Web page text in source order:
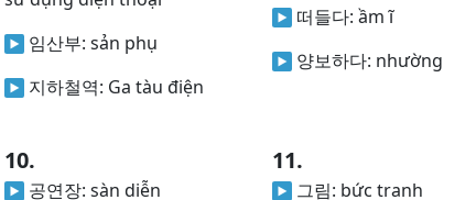
임산부: sản phụ
지하철역: Ga tàu điện
떠들다: ầm ĩ
양보하다: nhường
10.
공연장: sàn diễn
11.
그림: bức tranh